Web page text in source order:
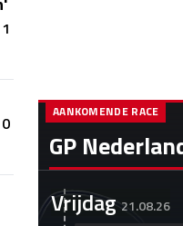
1
0
GP
AANKOMENDE RACE
Vrijdag 21.08.26